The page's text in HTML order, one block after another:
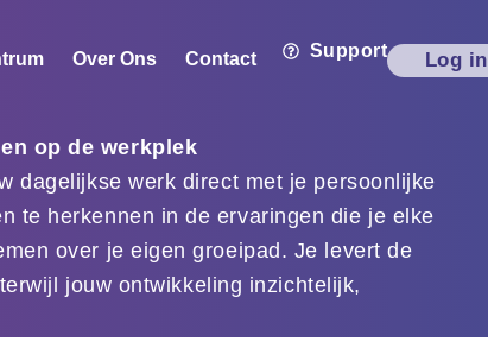
Over Ons Contact Support Log in
op de werkplek
dagelijkse werk direct met je persoonlijke
te herkennen in de ervaringen die je elke
over je eigen groeipad. Je levert de
jouw ontwikkeling inzichtelijk,